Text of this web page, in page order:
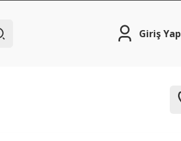
Giriş Yap